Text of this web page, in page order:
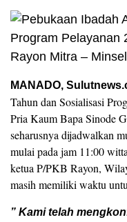
MANADO,
Tahun dan Sosialisasi
Pria Kaum Bapa Sinode
seharusnya dijadwalkan
mulai pada jam 11:00
ketua P/PKB Rayon,
masih memiliki waktu
” Kami telah